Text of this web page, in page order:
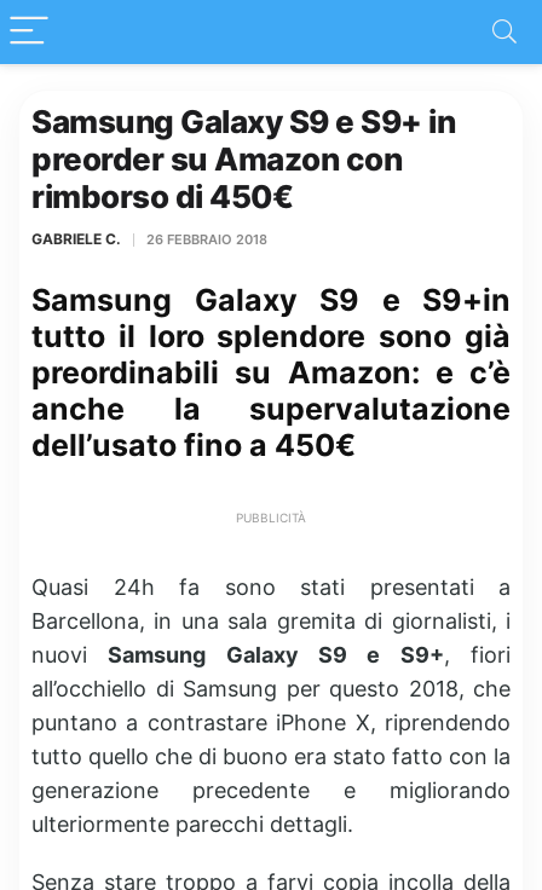
Samsung Galaxy S9 e S9+ in
preorder su Amazon con
rimborso di 450€
GABRIELE C. 26 FEBBRAIO 2018
Samsung Galaxy S9 e S9+in
tutto il loro splendore sono già
preordinabili su Amazon: e c’è
anche la supervalutazione
dell’usato fino a 450€
PUBBLICITÀ
Quasi 24h fa sono stati presentati a
Barcellona, in una sala gremita di giornalisti, i
nuoviSamsung Galaxy S9 e S9+, fiori
all’occhiello di Samsung per questo 2018, che
puntano a contrastare iPhone X, riprendendo
tutto quello che di buono era stato fatto con la
generazione precedente e migliorando
ulteriormente parecchi dettagli.
Senza stare troppo a farvi copia incolla della